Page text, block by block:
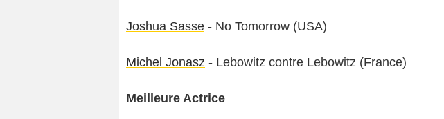
Joshua Sasse - No Tomorrow (USA)
Michel Jonasz - Lebowitz contre Lebowitz (France)
Meilleure Actrice